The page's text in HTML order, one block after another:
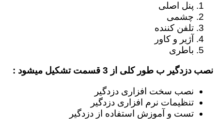
پنل اصلی
چشمی
تلفن کننده
آژیر و کاور
باطری
نصب دزدگیر ب طور کلی از 3 قسمت تشکیل میشود :
نصب سخت افزاری دزدگیر
تنظیمات نرم افزاری دزدگیر
تست و آموزش استفاده از دزدگیر